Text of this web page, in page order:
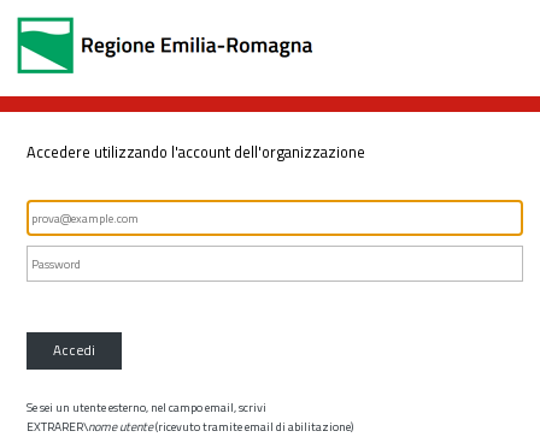
Accedere utilizzando l'account dell'organizzazione
Accedi
Se sei un utente esterno, nel campo email, scrivi
EXTRARER\nome utente(ricevuto tramite email di abilitazione)